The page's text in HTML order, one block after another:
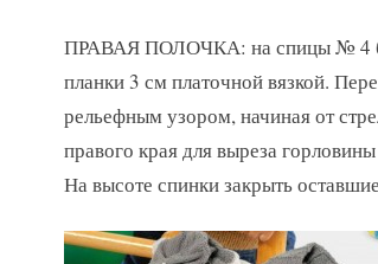
ПРАВАЯ ПОЛОЧКА: на спицы № 4
планки 3 см платочной вязкой.
рельефным узором, начиная от
правого края для выреза
На высоте спинки закрыть